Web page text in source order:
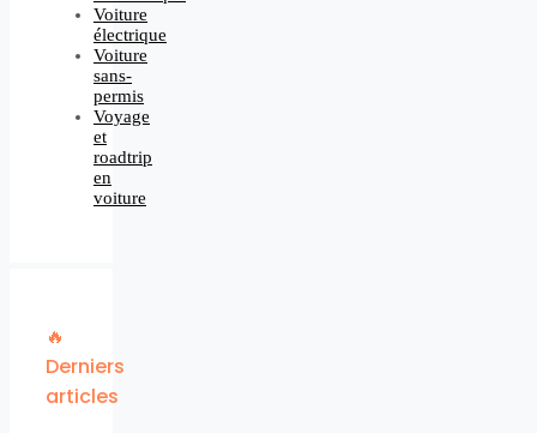
Voiture
électrique
Voiture
sans-
permis
Voyage
et
roadtrip
en
voiture
🔥
Derniers
articles